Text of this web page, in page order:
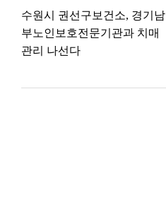
수원시 권선구보건소, 경기남
부노인보호전문기관과 치매
관리 나선다